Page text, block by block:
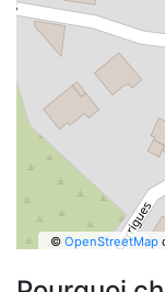
© OpenStreetMap